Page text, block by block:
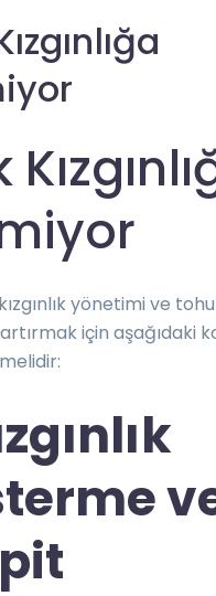
yönetimi ve
artırmak için aşağıdaki